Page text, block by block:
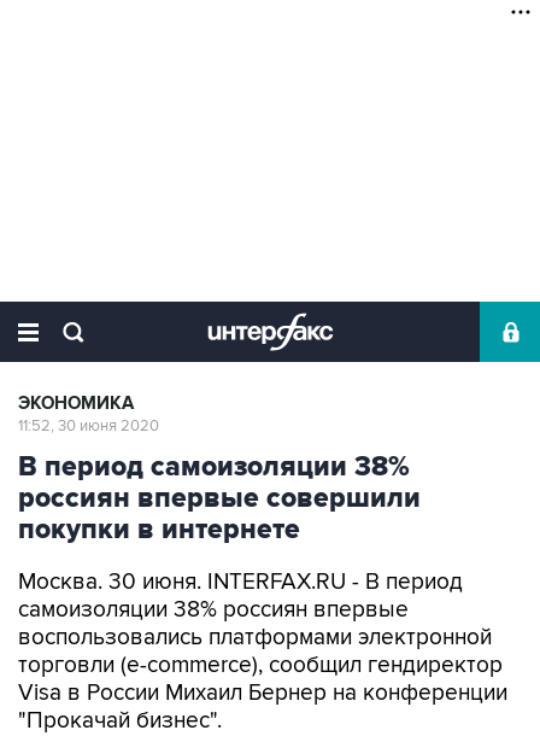
ЭКОНОМИКА
11:52, 30 июня 2020
В период самоизоляции 38%
россиян впервые совершили
покупки в интернете
Москва. 30 июня. INTERFAX.RU - В период
самоизоляции 38% россиян впервые
воспользовались платформами электронной
торговли (e-commerce), сообщил гендиректор
Visa в России Михаил Бернер на конференции
"Прокачай бизнес".